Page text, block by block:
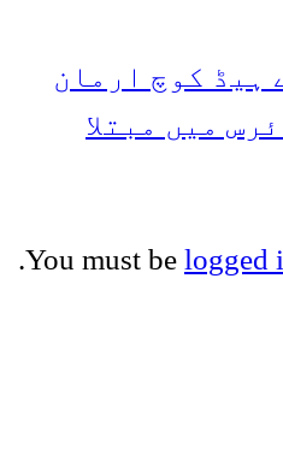
ہیڈ کوچ ارمان
میں مبتلا
You must be logged